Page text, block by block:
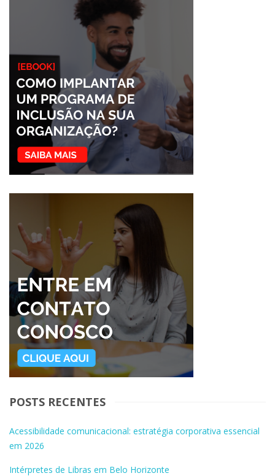
POSTS RECENTES
Acessibilidade comunicacional: estratégia corporativa essencial
em 2026
Intérpretes de Libras em Belo Horizonte